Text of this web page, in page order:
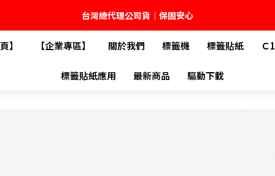
台灣總代理公司貨｜保固安心
🚚 全館現貨供應｜快速出貨不久等
💬 加入官方 LINE｜不定期領取專屬優惠
】 【企業專區】 關於我們 標籤機 標籤貼紙 Ｃ
標籤貼紙應用 最新商品 驅動下載